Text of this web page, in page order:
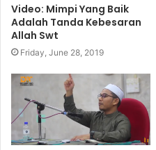
Video: Mimpi Yang Baik
Adalah Tanda Kebesaran
Allah Swt
Friday, June 28, 2019